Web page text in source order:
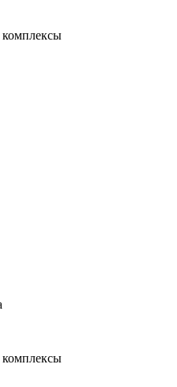
комплексы
комплексы